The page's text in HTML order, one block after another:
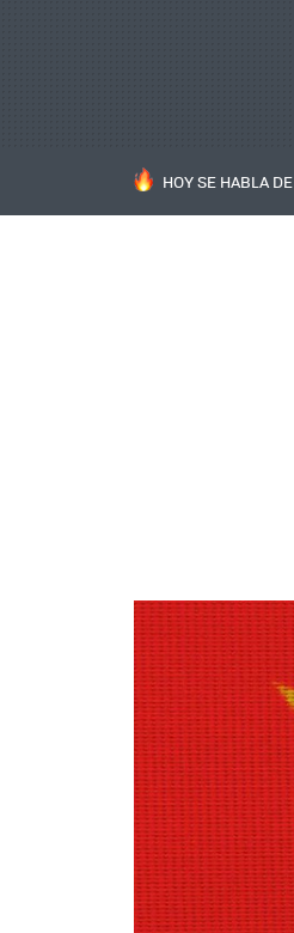
HOY SE HABLA DE